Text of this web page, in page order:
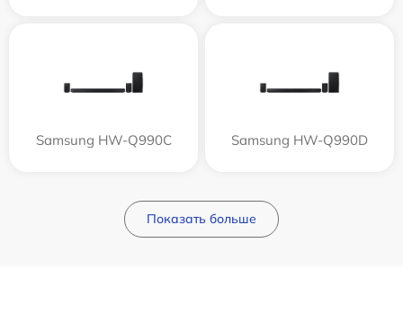
Samsung HW-Q990C Samsung HW-Q990D
Показать больше